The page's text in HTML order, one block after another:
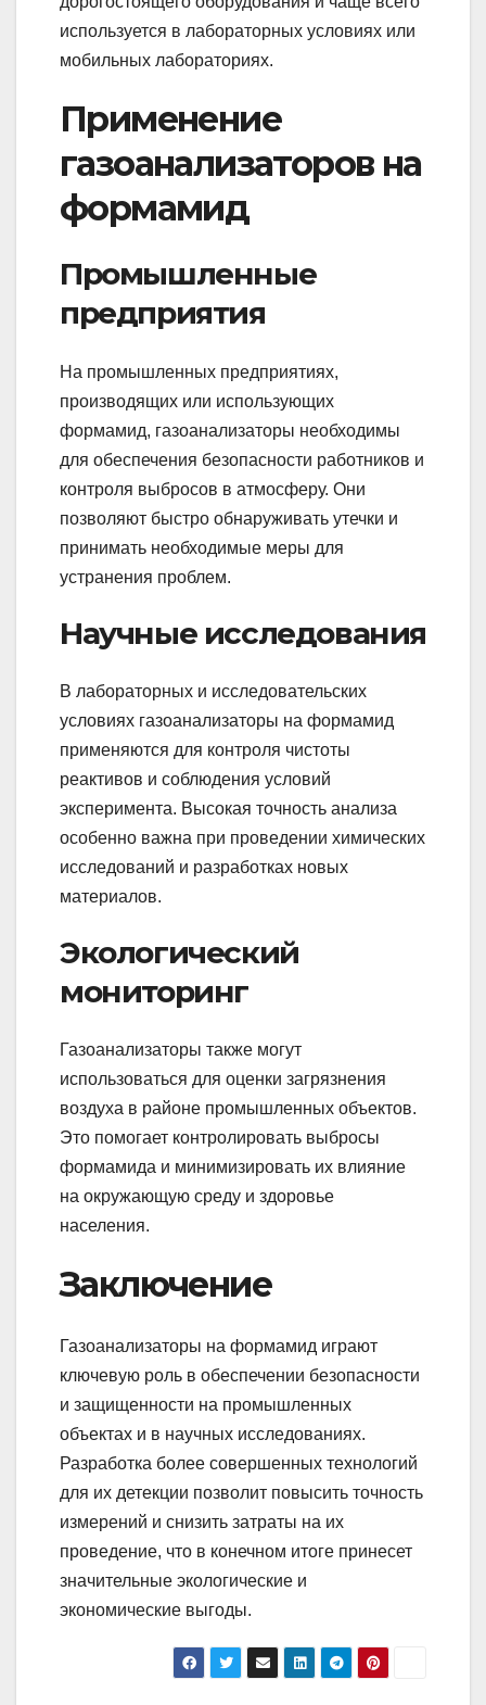
используется в лабораторных условиях или
мобильных лабораториях.
Применение
газоанализаторов на
формамид
Промышленные
предприятия
На промышленных предприятиях,
производящих или использующих
формамид, газоанализаторы необходимы
для обеспечения безопасности работников и
контроля выбросов в атмосферу. Они
позволяют быстро обнаруживать утечки и
принимать необходимые меры для
устранения проблем.
Научные исследования
В лабораторных и исследовательских
условиях газоанализаторы на формамид
применяются для контроля чистоты
реактивов и соблюдения условий
эксперимента. Высокая точность анализа
особенно важна при проведении химических
исследований и разработках новых
материалов.
Экологический
мониторинг
Газоанализаторы также могут
использоваться для оценки загрязнения
воздуха в районе промышленных объектов.
Это помогает контролировать выбросы
формамида и минимизировать их влияние
на окружающую среду и здоровье
населения.
Заключение
Газоанализаторы на формамид играют
ключевую роль в обеспечении безопасности
и защищенности на промышленных
объектах и в научных исследованиях.
Разработка более совершенных технологий
для их детекции позволит повысить точность
измерений и снизить затраты на их
проведение, что в конечном итоге принесет
значительные экологические и
экономические выгоды.